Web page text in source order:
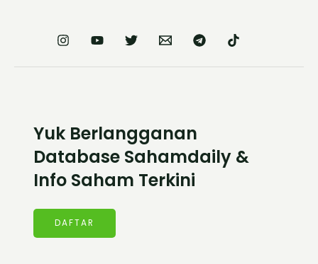
Yuk Berlangganan
Database Sahamdaily &
Info Saham Terkini
DAFTAR